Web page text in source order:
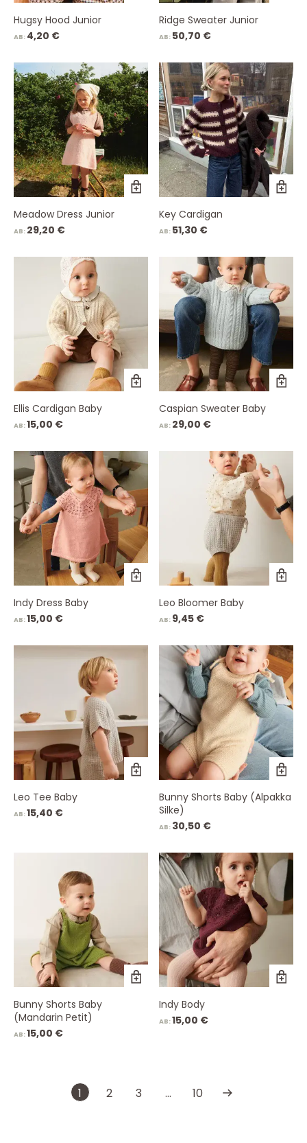
Hugsy Hood Junior
AB: 4,20 €
Ridge Sweater Junior
AB: 50,70 €
Meadow Dress Junior
AB: 29,20 €
Key Cardigan
AB: 51,30 €
Ellis Cardigan Baby
AB:15,00 €
Caspian Sweater Baby
AB: 29,00 €
Indy Dress Baby
AB:15,00 €
Leo Bloomer Baby
AB: 9,45 €
Leo Tee Baby
AB:15,40 €
Bunny Shorts Baby (Alpakka
Silke)
AB: 30,50 €
Bunny Shorts Baby
(Mandarin Petit)
AB:15,00 €
Indy Body
AB:15,00 €
1 2 3 … 10